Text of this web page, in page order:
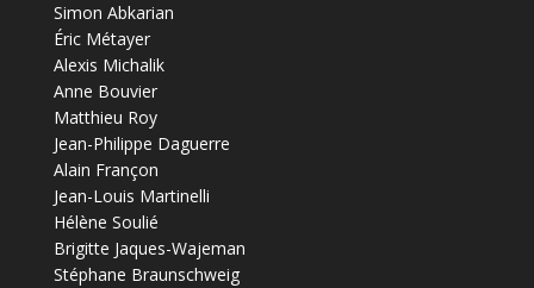
Simon Abkarian
Éric Métayer
Alexis Michalik
Anne Bouvier
Matthieu Roy
Jean-Philippe Daguerre
Alain Françon
Jean-Louis Martinelli
Hélène Soulié
Brigitte Jaques-Wajeman
Stéphane Braunschweig